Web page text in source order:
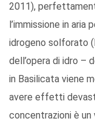
2011),
l’immissione in
idrogeno solforato
dell’opera di idro –
in Basilicata viene
avere effetti
concentrazioni è un